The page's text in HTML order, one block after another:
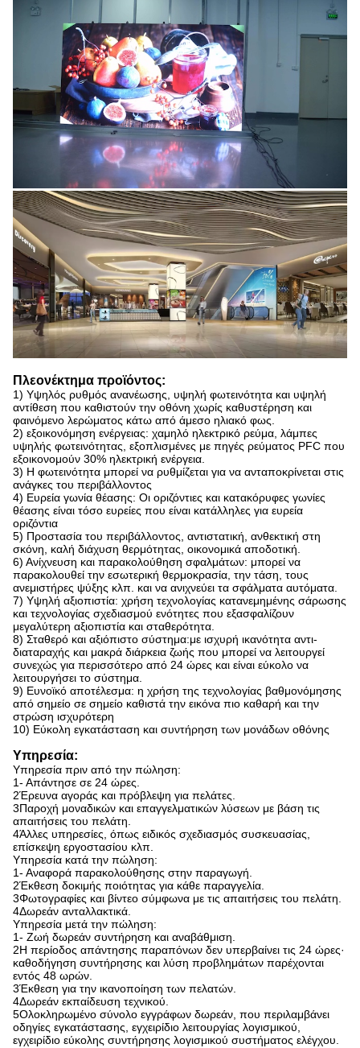
Πλεονέκτημα προϊόντος:
1) Υψηλός ρυθμός ανανέωσης, υψηλή φωτεινότητα και υψηλή
αντίθεση που καθιστούν την οθόνη χωρίς καθυστέρηση και
φαινόμενο λερώματος κάτω από άμεσο ηλιακό φως.
2) εξοικονόμηση ενέργειας: χαμηλό ηλεκτρικό ρεύμα, λάμπες
υψηλής φωτεινότητας, εξοπλισμένες με πηγές ρεύματος PFC που
εξοικονομούν 30% ηλεκτρική ενέργεια.
3) Η φωτεινότητα μπορεί να ρυθμίζεται για να ανταποκρίνεται στις
ανάγκες του περιβάλλοντος
4) Ευρεία γωνία θέασης: Οι οριζόντιες και κατακόρυφες γωνίες
θέασης είναι τόσο ευρείες που είναι κατάλληλες για ευρεία
οριζόντια
5) Προστασία του περιβάλλοντος, αντιστατική, ανθεκτική στη
σκόνη, καλή διάχυση θερμότητας, οικονομικά αποδοτική.
6) Ανίχνευση και παρακολούθηση σφαλμάτων: μπορεί να
παρακολουθεί την εσωτερική θερμοκρασία, την τάση, τους
ανεμιστήρες ψύξης κλπ. και να ανιχνεύει τα σφάλματα αυτόματα.
7) Υψηλή αξιοπιστία: χρήση τεχνολογίας κατανεμημένης σάρωσης
και τεχνολογίας σχεδιασμού ενότητες που εξασφαλίζουν
μεγαλύτερη αξιοπιστία και σταθερότητα.
8) Σταθερό και αξιόπιστο σύστημα:με ισχυρή ικανότητα αντι-
διαταραχής και μακρά διάρκεια ζωής που μπορεί να λειτουργεί
συνεχώς για περισσότερο από 24 ώρες και είναι εύκολο να
λειτουργήσει το σύστημα.
9) Ευνοϊκό αποτέλεσμα: η χρήση της τεχνολογίας βαθμονόμησης
από σημείο σε σημείο καθιστά την εικόνα πιο καθαρή και την
στρώση ισχυρότερη
10) Εύκολη εγκατάσταση και συντήρηση των μονάδων οθόνης
Υπηρεσία:
Υπηρεσία πριν από την πώληση:
1- Απάντησε σε 24 ώρες.
2Έρευνα αγοράς και πρόβλεψη για πελάτες.
3Παροχή μοναδικών και επαγγελματικών λύσεων με βάση τις
απαιτήσεις του πελάτη.
4Άλλες υπηρεσίες, όπως ειδικός σχεδιασμός συσκευασίας,
επίσκεψη εργοστασίου κλπ.
Υπηρεσία κατά την πώληση:
1- Αναφορά παρακολούθησης στην παραγωγή.
2Έκθεση δοκιμής ποιότητας για κάθε παραγγελία.
3Φωτογραφίες και βίντεο σύμφωνα με τις απαιτήσεις του πελάτη.
4Δωρεάν ανταλλακτικά.
Υπηρεσία μετά την πώληση:
1- Ζωή δωρεάν συντήρηση και αναβάθμιση.
2Η περίοδος απάντησης παραπόνων δεν υπερβαίνει τις 24 ώρες·
καθοδήγηση συντήρησης και λύση προβλημάτων παρέχονται
εντός 48 ωρών.
3Έκθεση για την ικανοποίηση των πελατών.
4Δωρεάν εκπαίδευση τεχνικού.
5Ολοκληρωμένο σύνολο εγγράφων δωρεάν, που περιλαμβάνει
οδηγίες εγκατάστασης, εγχειρίδιο λειτουργίας λογισμικού,
εγχειρίδιο εύκολης συντήρησης λογισμικού συστήματος ελέγχου.